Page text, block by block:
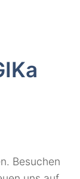
Besuchen